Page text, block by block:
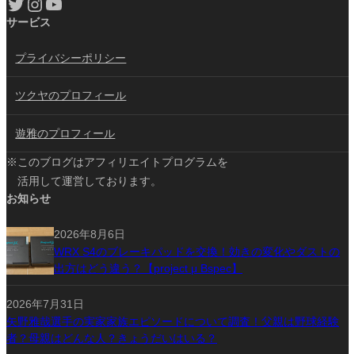
サービス
プライバシーポリシー
ツクヤのプロフィール
遊雅のプロフィール
※このブログはアフィリエイトプログラムを
活用して運営しております。
お知らせ
2026年8月6日
WRX S4のブレーキパッドを交換！効きの変化やダストの
出方はどう違う？【project μ Bspec】
2026年7月31日
矢野雅哉選手の実家家族エピソードについて調査！父親は野球経験
者？母親はどんな人？きょうだいはいる？